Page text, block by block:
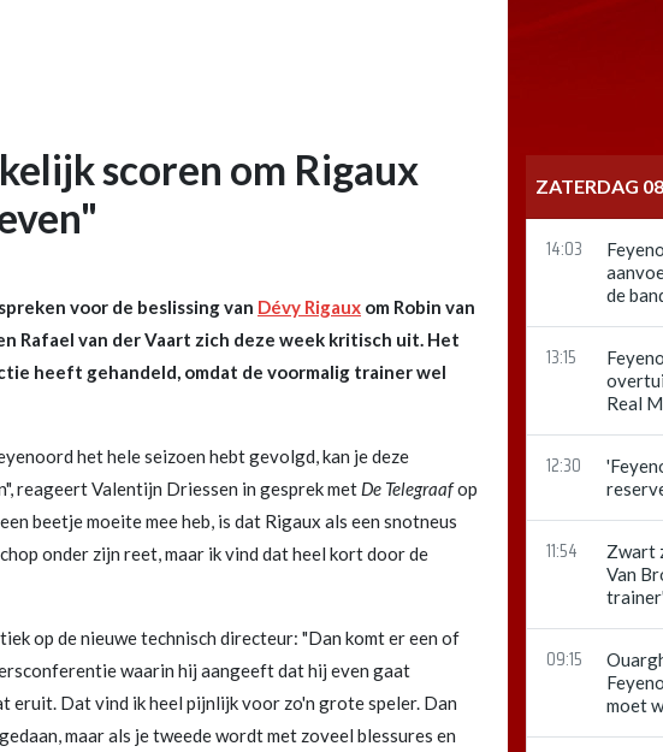
scoren om Rigaux
voor de beslissing van Dévy Rigaux om Robin van
Rafael van der Vaart zich deze week kritisch uit. Het
heeft gehandeld, omdat de voormalig trainer wel
het hele seizoen hebt gevolgd, kan je deze
reageert Valentijn Driessen in gesprek met De Telegraafop
beetje moeite mee heb, is dat Rigaux als een snotneus
onder zijn reet, maar ik vind dat heel kort door de
op de nieuwe technisch directeur: "Dan komt er een of
waarin hij aangeeft dat hij even gaat
eruit. Dat vind ik heel pijnlijk voor zo'n grote speler. Dan
maar als je tweede wordt met zoveel blessures en
ZATERDAG
14:03
de
13:15
Real
12:30
11:54
Zwart
Van
09:15
moet